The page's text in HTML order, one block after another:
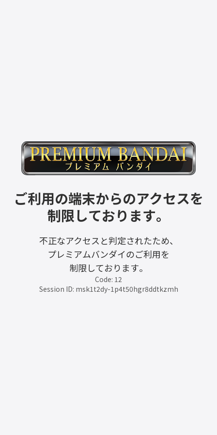
ご利用の端末からのアクセスを
制限しております。
不正なアクセスと判定されたため、
プレミアムバンダイのご利用を
制限しております。
Code: 12
Session ID: msk1t2dy-1p4t50hgr8ddtkzmh